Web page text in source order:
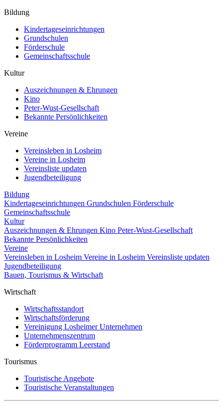
Bildung
Kindertageseinrichtungen
Grundschulen
Förderschule
Gemeinschaftsschule
Kultur
Auszeichnungen & Ehrungen
Kino
Peter-Wust-Gesellschaft
Bekannte Persönlichkeiten
Vereine
Vereinsleben in Losheim
Vereine in Losheim
Vereinsliste updaten
Jugendbeteiligung
Bildung
Kindertageseinrichtungen Grundschulen Förderschule
Gemeinschaftsschule
Kultur
Auszeichnungen & Ehrungen Kino Peter-Wust-Gesellschaft
Bekannte Persönlichkeiten
Vereine
Vereinsleben in Losheim Vereine in Losheim Vereinsliste updaten
Jugendbeteiligung
Bauen, Tourismus & Wirtschaft
Wirtschaft
Wirtschaftsstandort
Wirtschaftsförderung
Vereinigung Losheimer Unternehmen
Unternehmenszentrum
Förderprogramm Leerstand
Tourismus
Touristische Angebote
Touristische Veranstaltungen